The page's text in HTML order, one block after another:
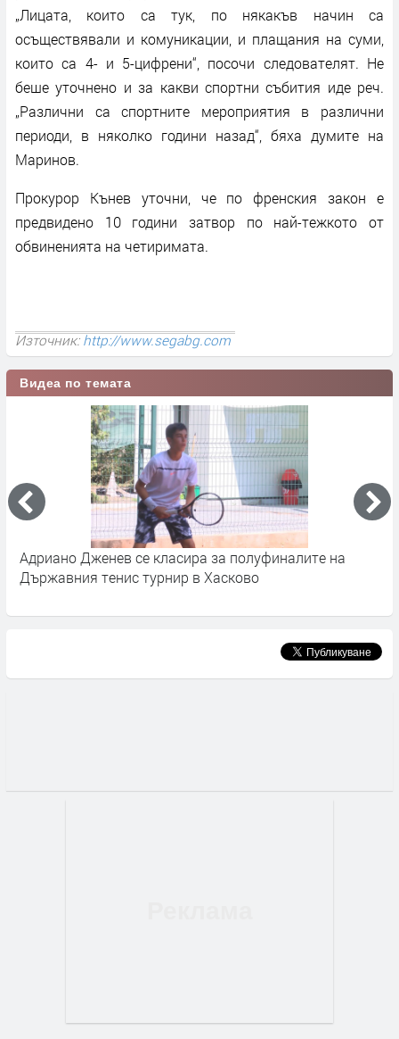
„Лицата, които са тук, по някакъв начин са
осъществявали и комуникации, и плащания на суми,
които са 4- и 5-цифрени“, посочи следователят. Не
беше уточнено и за какви спортни събития иде реч.
„Различни са спортните мероприятия в различни
периоди, в няколко години назад“, бяха думите на
Маринов.
Прокурор Кънев уточни, че по френския закон е
предвидено 10 години затвор по най-тежкото от
обвиненията на четиримата.
Източник:http://www.segabg.com
Видеа по темата
Адриано Дженев се класира за полуфиналите на
Държавния тенис турнир в Хасково